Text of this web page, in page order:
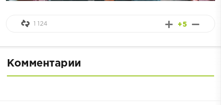
+5
1 124
Комментарии